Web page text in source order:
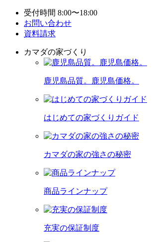
受付時間 8:00〜18:00
お問い合わせ
資料請求
カマダの家づくり
鹿児島品質。鹿児島価格。
はじめての家づくりガイド
カマダの家の強さの秘密
商品ラインナップ
充実の保証制度